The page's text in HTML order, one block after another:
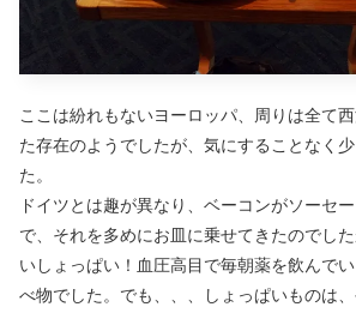
ここは紛れもないヨーロッパ、周りは全て
た存在のようでしたが、気にすることなく
た。
ドイツとは趣が異なり、ベーコンがソーセ
で、それを多めにお皿に乗せてきたのでし
いしょっぱい！血圧高目で毎朝薬を飲んで
べ物でした。でも、、、しょっぱいものは